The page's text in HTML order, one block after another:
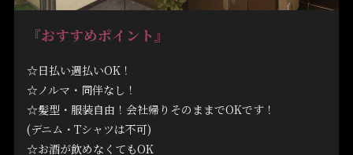
『おすすめポイント 』
☆日払い週払いOK！
☆ノルマ・同伴なし！
☆髪型・服装自由！会社帰りそのままでOKです！
(デニム・Tシャツは不可)
☆お酒が飲めなくてもOK